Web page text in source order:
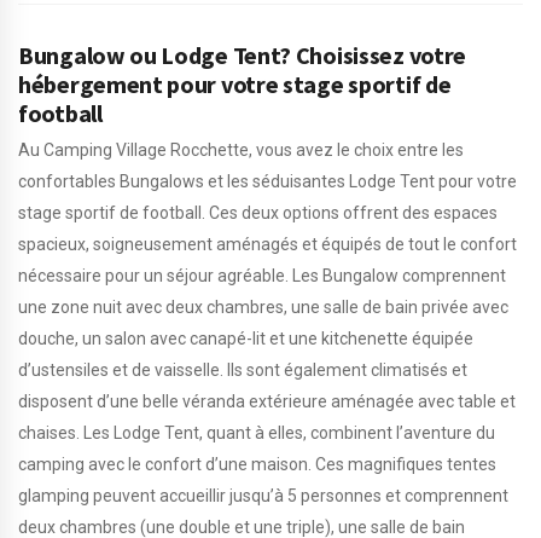
Bungalow ou Lodge Tent? Choisissez votre
hébergement pour votre stage sportif de
football
Au Camping Village Rocchette, vous avez le choix entre les
confortables Bungalows et les séduisantes Lodge Tent pour votre
stage sportif de football. Ces deux options offrent des espaces
spacieux, soigneusement aménagés et équipés de tout le confort
nécessaire pour un séjour agréable. Les Bungalow comprennent
une zone nuit avec deux chambres, une salle de bain privée avec
douche, un salon avec canapé-lit et une kitchenette équipée
d’ustensiles et de vaisselle. Ils sont également climatisés et
disposent d’une belle véranda extérieure aménagée avec table et
chaises. Les Lodge Tent, quant à elles, combinent l’aventure du
camping avec le confort d’une maison. Ces magnifiques tentes
glamping peuvent accueillir jusqu’à 5 personnes et comprennent
deux chambres (une double et une triple), une salle de bain